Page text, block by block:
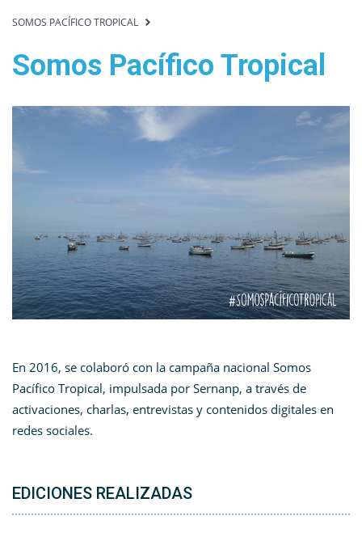
SOMOS PACÍFICO TROPICAL
Somos Pacífico Tropical
En 2016, se colaboró con la campaña nacional Somos
Pacífico Tropical, impulsada por Sernanp, a través de
activaciones, charlas, entrevistas y contenidos digitales en
redes sociales.
EDICIONES REALIZADAS